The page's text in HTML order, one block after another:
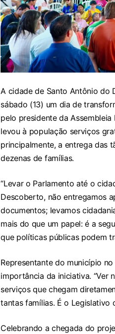
A cidade de Santo Antônio do
sábado (13) um dia de
pelo presidente da
levou à população serviços
principalmente, a entrega das
dezenas de famílias.
“Levar o Parlamento até o
Descoberto, não entregamos
documentos; levamos
mais do que um papel: é a
que políticas públicas podem
Representante do município
importância da iniciativa. “Ver
serviços que chegam
tantas famílias. É o Legislativo
Celebrando a chegada do